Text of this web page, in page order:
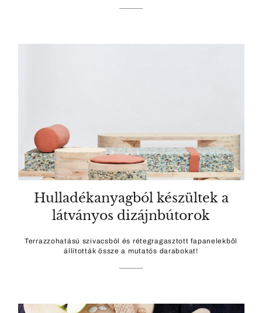
Hulladékanyagból készültek a
látványos dizájnbútorok
Terrazzohatású szivacsból és rétegragasztott fapanelekből
állították össze a mutatós darabokat!